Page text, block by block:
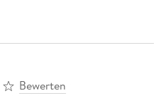
Bewerten